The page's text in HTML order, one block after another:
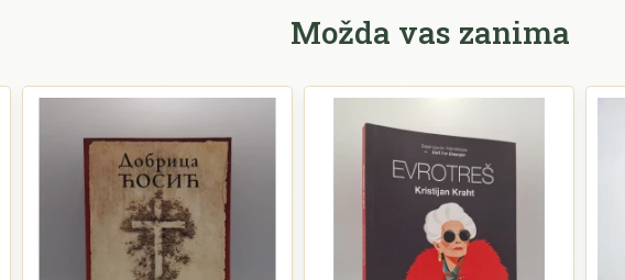
Možda vas zanima